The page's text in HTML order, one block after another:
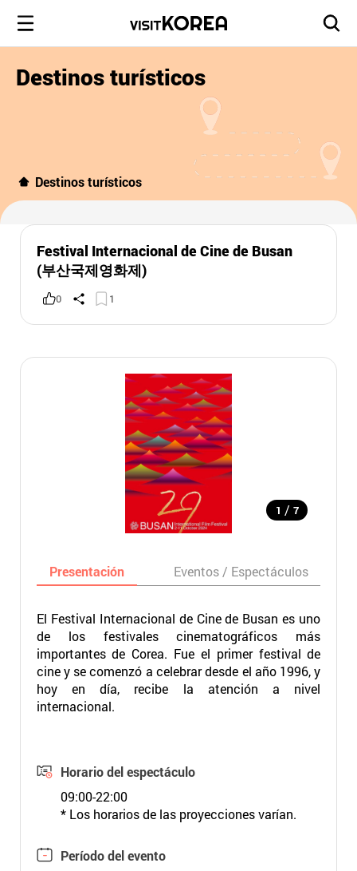
Destinos turísticos
Destinos turísticos
Festival Internacional de Cine de Busan
(부산국제영화제)
0 1
1 / 7
Presentación Eventos / Espectáculos
El Festival Internacional de Cine de Busan es uno
de los festivales cinematográficos más
importantes de Corea. Fue el primer festival de
cine y se comenzó a celebrar desde el año 1996, y
hoy en día, recibe la atención a nivel
internacional.
Horario del espectáculo
09:00-22:00
* Los horarios de las proyecciones varían.
Período del evento